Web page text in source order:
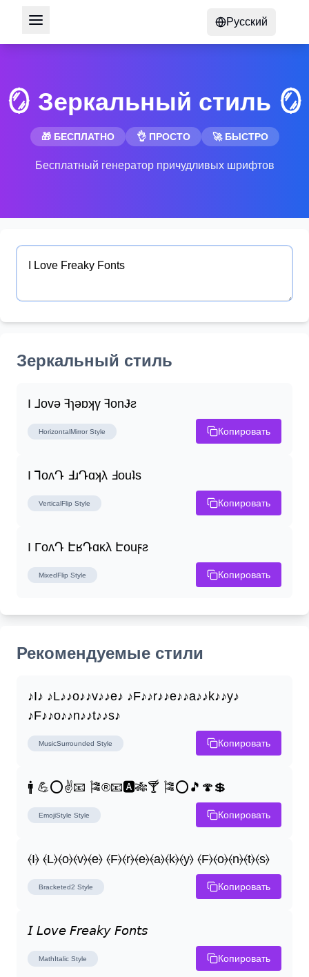
Русский
🪞 Зеркальный стиль 🪞
🎁 БЕСПЛАТНО 👌 ПРОСТО 🚀 БЫСТРО
Бесплатный генератор причудливых шрифтов
Зеркальный стиль
I ⅃ovǝ ꟻɿǝɒʞγ ꟻonɈƨ
HorizontalMirror Style Копировать
I ꓶoʌԴ ꓞɹԴɑʞλ ꓞouʇs
VerticalFlip Style Копировать
I ΓoʌԴ ԷʁԴɑĸλ Էouϝƨ
MixedFlip Style Копировать
Рекомендуемые стили
♪I♪ ♪L♪♪o♪♪v♪♪e♪ ♪F♪♪r♪♪e♪♪a♪♪k♪♪y♪
♪F♪♪o♪♪n♪♪t♪♪s♪
MusicSurrounded Style Копировать
🚹 💪⭕✌📧 🎏®📧🅰🎋🍸 🎏⭕🎵🍄💲
EmojiStyle Style Копировать
⦑I⦒ ⦑L⦒⦑o⦒⦑v⦒⦑e⦒ ⦑F⦒⦑r⦒⦑e⦒⦑a⦒⦑k⦒⦑y⦒ ⦑F⦒⦑o⦒⦑n⦒⦑t⦒⦑s⦒
Bracketed2 Style Копировать
𝘐 𝘓𝘰𝘷𝘦 𝘍𝘳𝘦𝘢𝘬𝘺 𝘍𝘰𝘯𝘵𝘴
MathItalic Style Копировать